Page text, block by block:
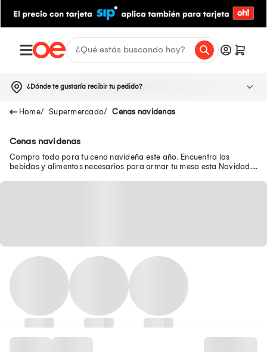
¿Dónde te gustaría recibir tu pedido?
Supermercado Cenas navidenas
Cenas navidenas
Compra todo para tu cena navideña este año. Encuentra las
bebidas y alimentos necesarios para armar tu mesa esta Navidad.